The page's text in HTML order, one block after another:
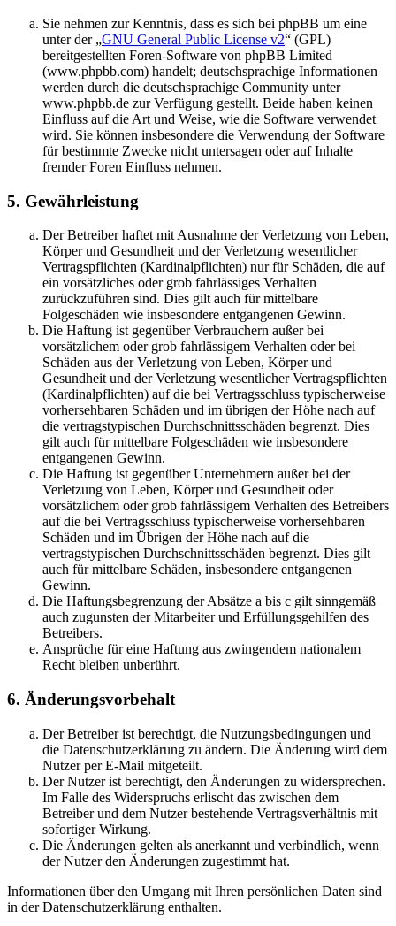
Sie nehmen zur Kenntnis, dass es sich bei phpBB um eine
unter der „GNU General Public License v2“ (GPL)
bereitgestellten Foren-Software von phpBB Limited
(www.phpbb.com) handelt; deutschsprachige Informationen
werden durch die deutschsprachige Community unter
www.phpbb.de zur Verfügung gestellt. Beide haben keinen
Einfluss auf die Art und Weise, wie die Software verwendet
wird. Sie können insbesondere die Verwendung der Software
für bestimmte Zwecke nicht untersagen oder auf Inhalte
fremder Foren Einfluss nehmen.
5. Gewährleistung
Der Betreiber haftet mit Ausnahme der Verletzung von Leben,
Körper und Gesundheit und der Verletzung wesentlicher
Vertragspflichten (Kardinalpflichten) nur für Schäden, die auf
ein vorsätzliches oder grob fahrlässiges Verhalten
zurückzuführen sind. Dies gilt auch für mittelbare
Folgeschäden wie insbesondere entgangenen Gewinn.
Die Haftung ist gegenüber Verbrauchern außer bei
vorsätzlichem oder grob fahrlässigem Verhalten oder bei
Schäden aus der Verletzung von Leben, Körper und
Gesundheit und der Verletzung wesentlicher Vertragspflichten
(Kardinalpflichten) auf die bei Vertragsschluss typischerweise
vorhersehbaren Schäden und im übrigen der Höhe nach auf
die vertragstypischen Durchschnittsschäden begrenzt. Dies
gilt auch für mittelbare Folgeschäden wie insbesondere
entgangenen Gewinn.
Die Haftung ist gegenüber Unternehmern außer bei der
Verletzung von Leben, Körper und Gesundheit oder
vorsätzlichem oder grob fahrlässigem Verhalten des Betreibers
auf die bei Vertragsschluss typischerweise vorhersehbaren
Schäden und im Übrigen der Höhe nach auf die
vertragstypischen Durchschnittsschäden begrenzt. Dies gilt
auch für mittelbare Schäden, insbesondere entgangenen
Gewinn.
Die Haftungsbegrenzung der Absätze a bis c gilt sinngemäß
auch zugunsten der Mitarbeiter und Erfüllungsgehilfen des
Betreibers.
Ansprüche für eine Haftung aus zwingendem nationalem
Recht bleiben unberührt.
6. Änderungsvorbehalt
Der Betreiber ist berechtigt, die Nutzungsbedingungen und
die Datenschutzerklärung zu ändern. Die Änderung wird dem
Nutzer per E-Mail mitgeteilt.
Der Nutzer ist berechtigt, den Änderungen zu widersprechen.
Im Falle des Widerspruchs erlischt das zwischen dem
Betreiber und dem Nutzer bestehende Vertragsverhältnis mit
sofortiger Wirkung.
Die Änderungen gelten als anerkannt und verbindlich, wenn
der Nutzer den Änderungen zugestimmt hat.
Informationen über den Umgang mit Ihren persönlichen Daten sind
in der Datenschutzerklärung enthalten.